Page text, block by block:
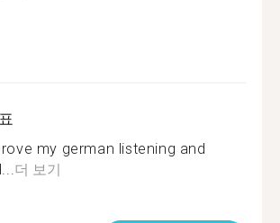
my german listening and
더 보기